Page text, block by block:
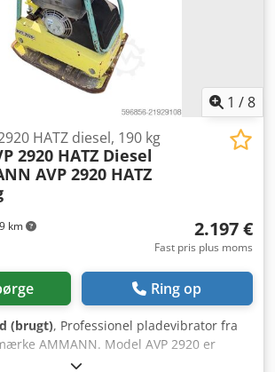
1 /8
km
HATZ diesel, 190 kg
2920 HATZ Diesel
AVP 2920 HATZ
2.197 €
Fast pris plus moms
Ring op
(brugt), Professionel pladevibrator fra
AMMANN. Model AVP 2920 er
HATZ dieselmotor med en effekt